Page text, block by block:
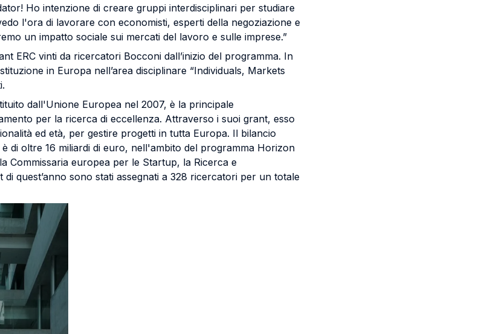
Ho intenzione di creare gruppi interdisciplinari per studiare
l'ora di lavorare con economisti, esperti della negoziazione e
un impatto sociale sui mercati del lavoro e sulle imprese.”
ERC vinti da ricercatori Bocconi dall’inizio del programma. In
in Europa nell’area disciplinare “Individuals, Markets
dall'Unione Europea nel 2007, è la principale
per la ricerca di eccellenza. Attraverso i suoi grant, esso
ed età, per gestire progetti in tutta Europa. Il bilancio
è di oltre 16 miliardi di euro, nell'ambito del programma Horizon
Commissaria europea per le Startup, la Ricerca e
di quest’anno sono stati assegnati a 328 ricercatori per un totale